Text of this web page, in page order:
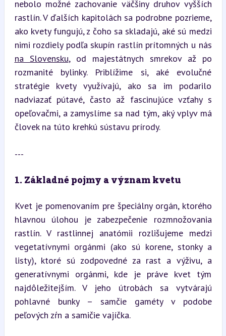
nebolo možné zachovanie väčšiny druhov vyšších
rastlín. V ďalších kapitolách sa podrobne pozrieme,
ako kvety fungujú, z čoho sa skladajú, aké sú medzi
na Slovensku, od majestátnych smrekov až po
rozmanité bylinky. Priblížime si, aké evolučné
stratégie kvety využívajú, ako sa im podarilo
nadviazať pútavé, často až fascinujúce vzťahy s
opeľovačmi, a zamyslíme sa nad tým, aký vplyv má
človek na túto krehkú sústavu prírody.
---
1. Základné pojmy a význam kvetu
Kvet je pomenovaním pre špeciálny orgán, ktorého
hlavnou úlohou je zabezpečenie rozmnožovania
rastlín. V rastlinnej anatómii rozlišujeme medzi
vegetatívnymi orgánmi (ako sú korene, stonky a
listy), ktoré sú zodpovedné za rast a výživu, a
generatívnymi orgánmi, kde je práve kvet tým
najdôležitejším. V jeho útrobách sa vytvárajú
pohlavné bunky – samčie gaméty v podobe
peľových zŕn a samičie vajíčka.